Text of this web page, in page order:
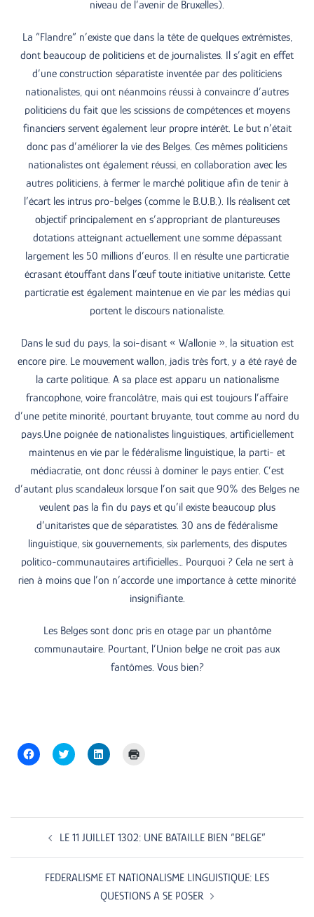
niveau de l’avenir de Bruxelles).
La “Flandre” n’existe que dans la tête de quelques extrémistes,
dont beaucoup de politiciens et de journalistes. Il s’agit en effet
d’une construction séparatiste inventée par des politiciens
nationalistes, qui ont néanmoins réussi à convaincre d’autres
politiciens du fait que les scissions de compétences et moyens
financiers servent également leur propre intérêt. Le but n’était
donc pas d’améliorer la vie des Belges. Ces mêmes politiciens
nationalistes ont également réussi, en collaboration avec les
autres politiciens, à fermer le marché politique afin de tenir à
l’écart les intrus pro-belges (comme le B.U.B.). Ils réalisent cet
objectif principalement en s’appropriant de plantureuses
dotations atteignant actuellement une somme dépassant
largement les 50 millions d’euros. Il en résulte une particratie
écrasant étouffant dans l’œuf toute initiative unitariste. Cette
particratie est également maintenue en vie par les médias qui
portent le discours nationaliste.
Dans le sud du pays, la soi-disant « Wallonie », la situation est
encore pire. Le mouvement wallon, jadis très fort, y a été rayé de
la carte politique. A sa place est apparu un nationalisme
francophone, voire francolâtre, mais qui est toujours l’affaire
d’une petite minorité, pourtant bruyante, tout comme au nord du
pays.Une poignée de nationalistes linguistiques, artificiellement
maintenus en vie par le fédéralisme linguistique, la parti- et
médiacratie, ont donc réussi à dominer le pays entier. C’est
d’autant plus scandaleux lorsque l’on sait que 90% des Belges ne
veulent pas la fin du pays et qu’il existe beaucoup plus
d’unitaristes que de séparatistes. 30 ans de fédéralisme
linguistique, six gouvernements, six parlements, des disputes
politico-communautaires artificielles… Pourquoi ? Cela ne sert à
rien à moins que l’on n’accorde une importance à cette minorité
insignifiante.
Les Belges sont donc pris en otage par un phantôme
communautaire. Pourtant, l’Union belge ne croit pas aux
fantômes. Vous bien?
Click
to
new
Click
to
new
Click
to
new
Post
navigationLE 11 JUILLET 1302: UNE BATAILLE BIEN “BELGE”
FEDERALISME ET NATIONALISME LINGUISTIQUE: LES
QUESTIONS A SE POSER